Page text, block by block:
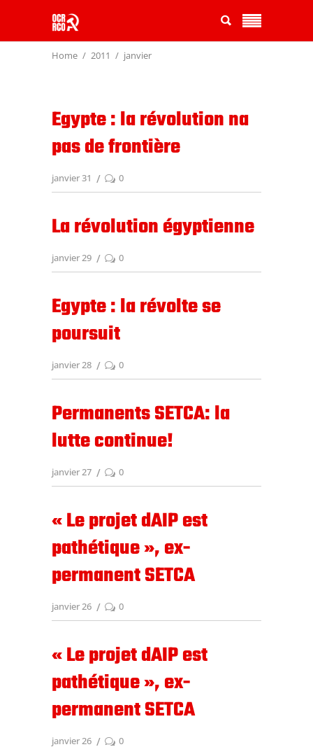
Home 2011 janvier
Egypte : la révolution na
pas de frontière
janvier 31 0
La révolution égyptienne
janvier 29 0
Egypte : la révolte se
poursuit
janvier 28 0
Permanents SETCA: la
lutte continue!
janvier 27 0
« Le projet dAIP est
pathétique », ex-
permanent SETCA
janvier 26 0
« Le projet dAIP est
pathétique », ex-
permanent SETCA
janvier 26 0